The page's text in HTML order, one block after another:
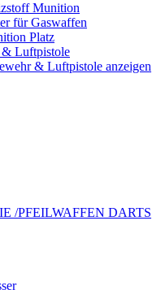
Munition
für Gaswaffen
Platz
Luftpistole
& Luftpistole anzeigen
/PFEILWAFFEN DARTS